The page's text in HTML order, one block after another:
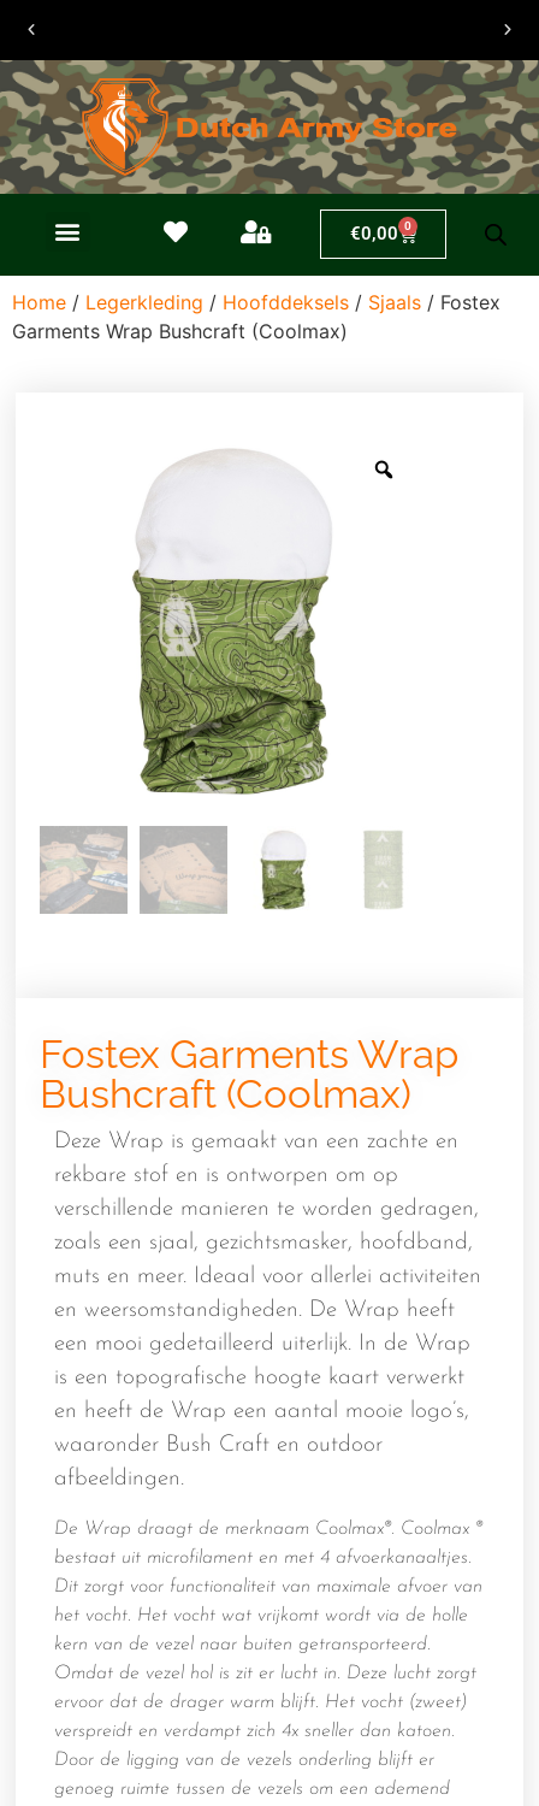
30 dagen
retouren
€0,00 0
Home / Legerkleding / Hoofddeksels / Sjaals / Fostex
Garments Wrap Bushcraft (Coolmax)
Fostex Garments Wrap
Bushcraft (Coolmax)
Deze Wrap is gemaakt van een zachte en
rekbare stof en is ontworpen om op
verschillende manieren te worden gedragen,
zoals een sjaal, gezichtsmasker, hoofdband,
muts en meer. Ideaal voor allerlei activiteiten
en weersomstandigheden. De Wrap heeft
een mooi gedetailleerd uiterlijk. In de Wrap
is een topografische hoogte kaart verwerkt
en heeft de Wrap een aantal mooie logo’s,
waaronder Bush Craft en outdoor
afbeeldingen.
De Wrap draagt de merknaam Coolmax®. Coolmax ®
bestaat uit microfilament en met 4 afvoerkanaaltjes.
Dit zorgt voor functionaliteit van maximale afvoer van
het vocht. Het vocht wat vrijkomt wordt via de holle
kern van de vezel naar buiten getransporteerd.
Omdat de vezel hol is zit er lucht in. Deze lucht zorgt
ervoor dat de drager warm blijft. Het vocht (zweet)
verspreidt en verdampt zich 4x sneller dan katoen.
Door de ligging van de vezels onderling blijft er
genoeg ruimte tussen de vezels om een ademend